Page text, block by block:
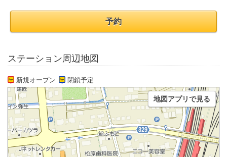
予約
ステーション周辺地図
新規オープン 閉鎖予定
地図アプリで見る